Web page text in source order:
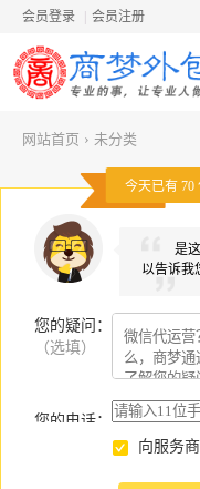
会员登录 会员注册
网站首页 › 未分类
今天已有 70
是
以告诉我
您的疑问
（选填）
：
您的电话：
向服务